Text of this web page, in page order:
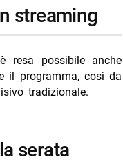
streaming
resa possibile anche
il programma, così da
tradizionale.
serata